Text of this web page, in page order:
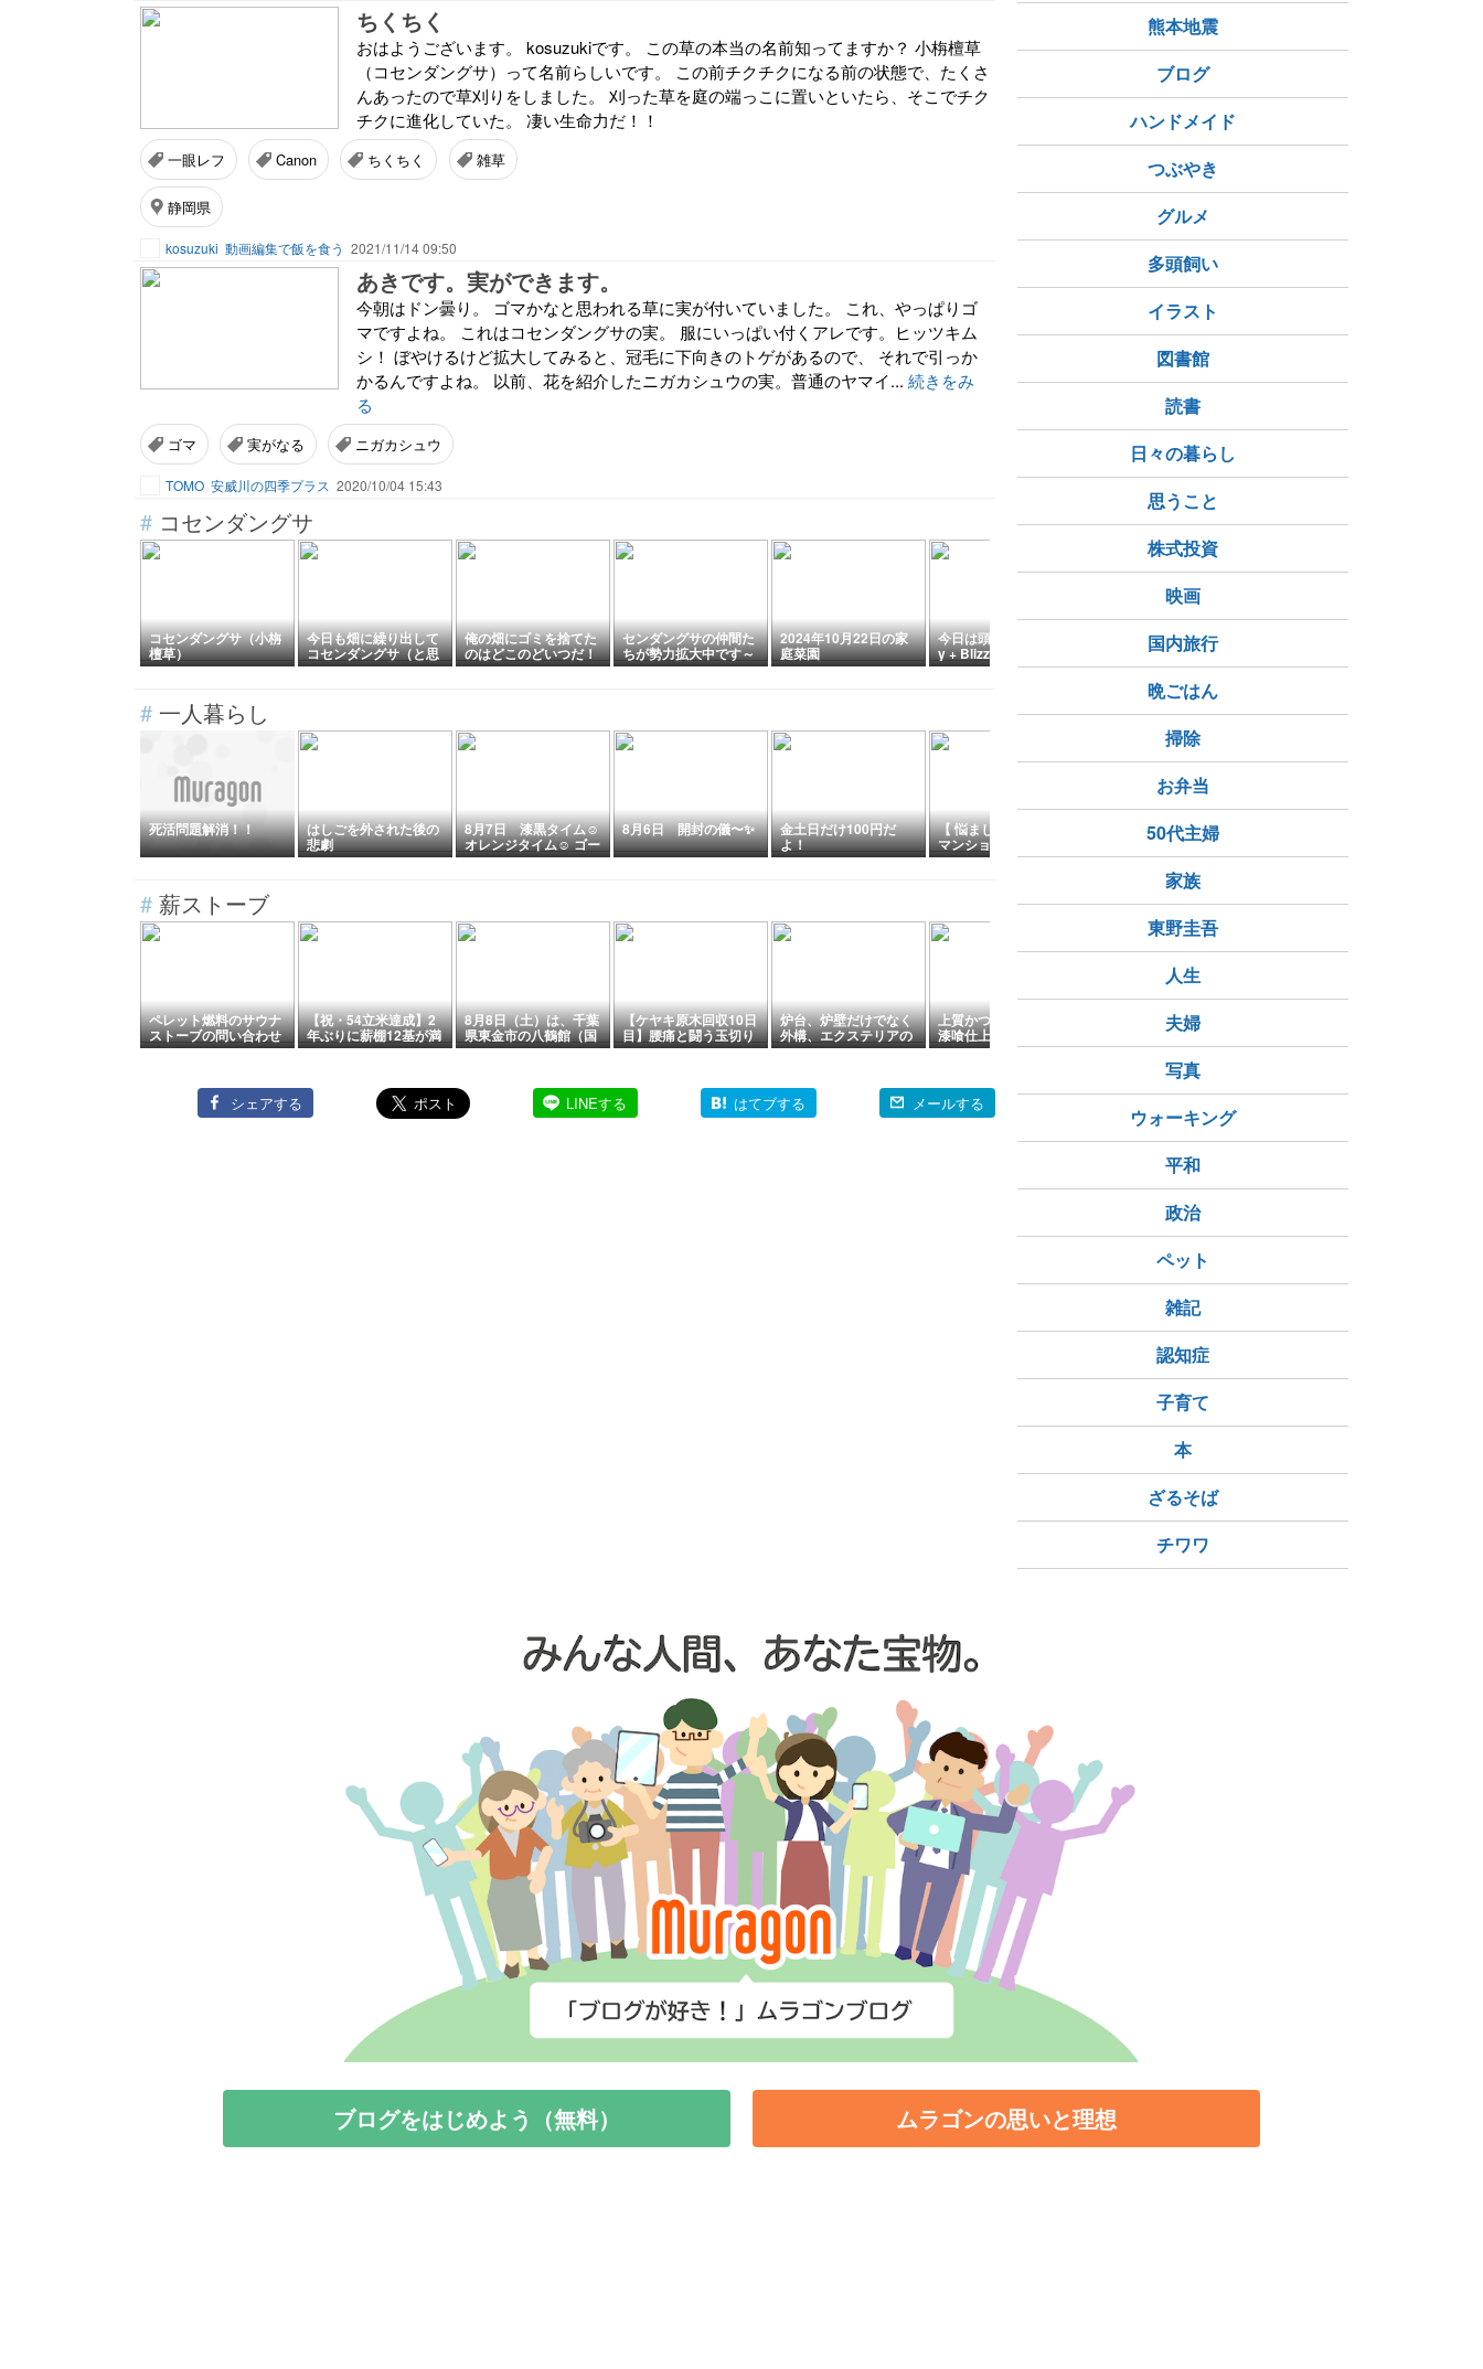
ちくちく
おはようございます。 kosuzukiです。 この草の本当の名前知ってますか？ 小栴檀草
（コセンダングサ）って名前らしいです。 この前チクチクになる前の状態で、たくさ
んあったので草刈りをしました。 刈った草を庭の端っこに置いといたら、そこでチク
チクに進化していた。 凄い生命力だ！！
一眼レフ Canon ちくちく 雑草
静岡県
kosuzuki 動画編集で飯を食う 2021/11/14 09:50
あきです。実ができます。
今朝はドン曇り。 ゴマかなと思われる草に実が付いていました。 これ、やっぱりゴ
マですよね。 これはコセンダングサの実。 服にいっぱい付くアレです。ヒッツキム
シ！ ぼやけるけど拡大してみると、冠毛に下向きのトゲがあるので、 それで引っか
かるんですよね。 以前、花を紹介したニガカシュウの実。普通のヤマイ... 続きをみ
る
ゴマ 実がなる ニガカシュウ
TOMO 安威川の四季プラス 2020/10/04 15:43
# コセンダングサ
コセンダングサ（小栴
檀草）
今日も畑に繰り出して
コセンダングサ（と思
われる雑草）と戦って
俺の畑にゴミを捨てた
のはどこのどいつだ！
センダングサの仲間た
ちが勢力拡大中です～
～ ⭐🍃 センダング
2024年10月22日の家
庭菜園
今日は頭髪の日「Cub
y + Blizzards(Netherl
ands)その2」
コセンダングサ(小栴檀
草)と蝶たち
# 一人暮らし
死活問題解消！！ はしごを外された後の
悲劇
8月7日 漆黒タイム☺️
オレンジタイム☺️ ゴー
ルドタイム😂
8月6日 開封の儀〜✨ 金土日だけ100円だ
よ！
【 悩ましき問題 】
マンションの寿命が先
か 私が先か
【シニアからの一人暮
し】って～超楽しいや
ん…と思って始めたの
がこのブログ。
# 薪ストーブ
ペレット燃料のサウナ
ストーブの問い合わせ
があった
【祝・54立米達成】2
年ぶりに薪棚12基が満
タン！ケヤキ薪割りと
8月8日（土）は、千葉
県東金市の八鶴館（国
登録有形文化財）の建
【ケヤキ原木回収10日
目】腰痛と闘う玉切り
作業！チェーンソー挟
炉台、炉壁だけでなく
外構、エクステリアの
リフォーム、施工も可
上質かつ高級感のある
漆喰仕上げの炉壁
【近隣トラブル】近所
でバーベキューをして
いて、その匂いが入っ
てきて．．．
ブ
シェアする LINEする はてブする メールする
熊本地震
ブログ
ハンドメイド
つぶやき
グルメ
多頭飼い
イラスト
図書館
読書
日々の暮らし
思うこと
株式投資
映画
国内旅行
晩ごはん
掃除
お弁当
50代主婦
家族
東野圭吾
人生
夫婦
写真
ウォーキング
平和
政治
ペット
雑記
認知症
子育て
本
ざるそば
チワワ
ブログをはじめよう（無料） ムラゴンの思いと理想